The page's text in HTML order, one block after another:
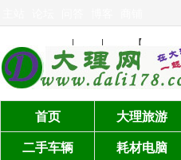
| | 【
首页 大理旅游
二手车辆 耗材电脑